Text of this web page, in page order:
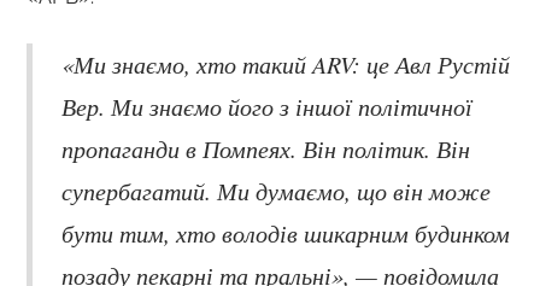
«Ми знаємо, хто такий ARV: це Авл Рустій
​​Вер. Ми знаємо його з іншої політичної
пропаганди в Помпеях. Він політик. Він
супербагатий. Ми думаємо, що він може
бути тим, хто володів шикарним будинком
позаду пекарні та пральні», — повідомила